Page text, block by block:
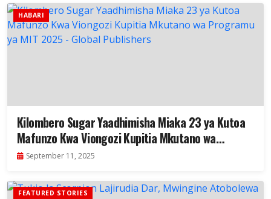
HABARI
Kilombero Sugar Yaadhimisha Miaka 23 ya Kutoa
Mafunzo Kwa Viongozi Kupitia Mkutano wa
Programu ya MIT 2025
September 11, 2025
FEATURED STORIES